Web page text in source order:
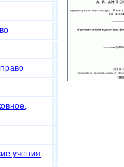
учения